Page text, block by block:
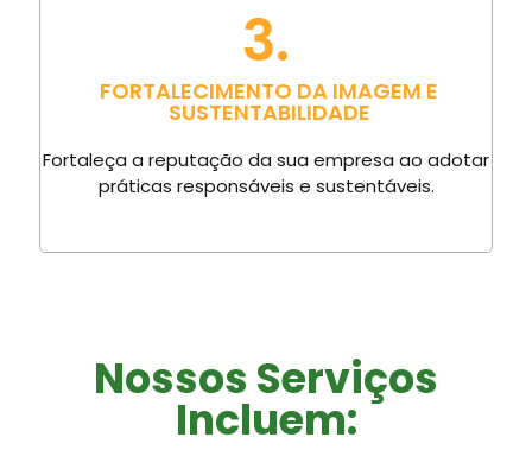
3.
FORTALECIMENTO DA IMAGEM E
SUSTENTABILIDADE
Fortaleça a reputação da sua empresa ao adotar
práticas responsáveis e sustentáveis.
Nossos Serviços
Incluem: